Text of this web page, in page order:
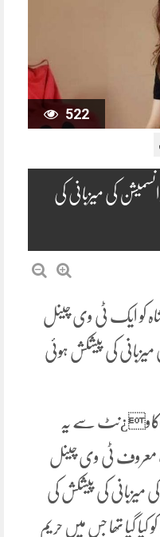
522
کی میزبانی کی
کو ایک ٹی وی چینل
کی پیشکش ہوئی
اکاو¿نٹ سے یہ
معروف ٹی وی چینل
میزبانی کی پیشکش کی
دوروز قبل 30 مارچ کو کیا گیا تھا جس میں حریم